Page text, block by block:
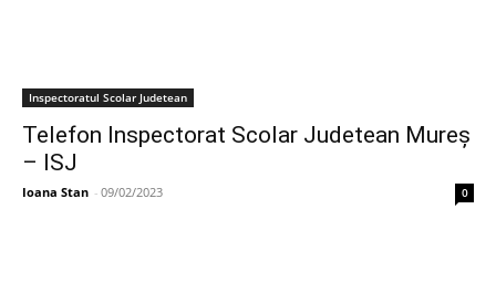
Inspectoratul Scolar Judetean
Telefon Inspectorat Scolar Judetean Mureș
– ISJ
Ioana Stan - 09/02/2023 0